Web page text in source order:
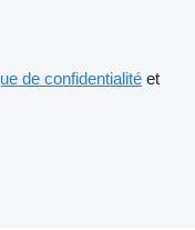
de confidentialité et